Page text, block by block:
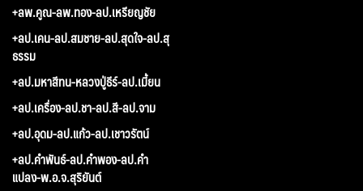
+ลพ.คูณ-ลพ.ทอง-ลป.เหรียญชัย
+ลป.เคน-ลป.สมชาย-ลป.สุดใจ-ลป.สุ
ธรรม
+ลป.มหาสีทน-หลวงปู่ธีร์-ลป.เมี้ยน
+ลป.เครื่อง-ลป.ชา-ลป.สี-ลป.จาม
+ลป.อุดม-ลป.แก้ว-ลป.เชาวรัตน์
+ลป.คำพันธ์-ลป.คำพอง-ลป.คำ
แปลง-พ.อ.จ.สุริยันต์